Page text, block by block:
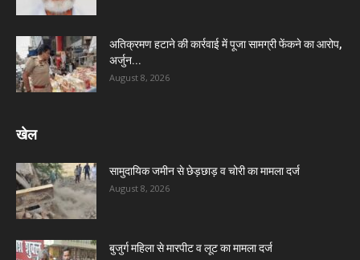
अतिक्रमण हटाने की कार्रवाई में पूजा सामग्री फेंकने का आरोप,
अर्जुन...
August 8, 2026
खेल
सामुदायिक जमीन से छेड़छाड़ व चोरी का मामला दर्ज
August 8, 2026
बुजुर्ग महिला से मारपीट व लूट का मामला दर्ज